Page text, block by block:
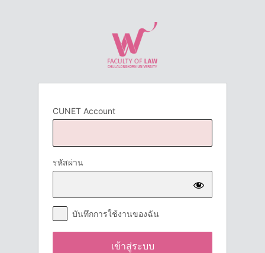
CUNET Account
รหัสผ่าน
บันทึกการใช้งานของฉัน